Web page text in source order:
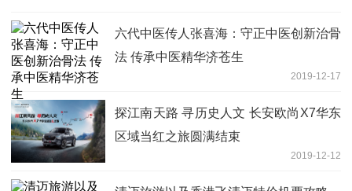
六代中医传人张喜海：守正中医创新治骨
法 传承中医精华济苍生
2019-12-17
探江南天路 寻历史人文 长安欧尚X7华东
区域当红之旅圆满结束
2019-12-12